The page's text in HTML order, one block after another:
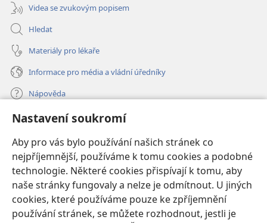
Nastavení soukromí
Aby pro vás bylo používání našich stránek co
nejpříjemnější, používáme k tomu cookies a podobné
technologie. Některé cookies přispívají k tomu, aby
naše stránky fungovaly a nelze je odmítnout. U jiných
cookies, které používáme pouze ke zpříjemnění
používání stránek, se můžete rozhodnout, jestli je
Videa se zvukovým popisem
Hledat
Materiály pro lékaře
Informace pro média a vládní úředníky
Nápověda
Dary
nové
okno) ONLINE KNIHOVNA Strážné věže
(otevřeno
nové
okno)JW Hub®
(otevřeno
nové
okno)JW Library